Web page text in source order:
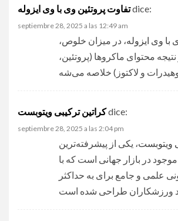
تفاوت پروتئین وی با وی ایزولهdice:
septiembre 28, 2025 a las 12:49 am
با وی ایزوله، در میزان خلوص،
نتیجه محتوای ماکروها (پروتئین،
کراتین ترکیبی ویتوبستdice:
septiembre 28, 2025 a las 2:04 pm
ویتوبست، یکی از پیشرفته‌ترین
در بازار جهانی است که با
علمی و جامع برای به حداکثر